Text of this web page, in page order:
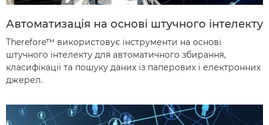
Автоматизація на основі штучного інтелекту
Therefore™ використовує інструменти на основі
штучного інтелекту для автоматичного збирання,
класифікації та пошуку даних із паперових і електронних
джерел.